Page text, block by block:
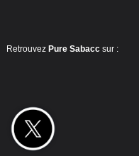
Retrouvez Pure Sabacc sur :